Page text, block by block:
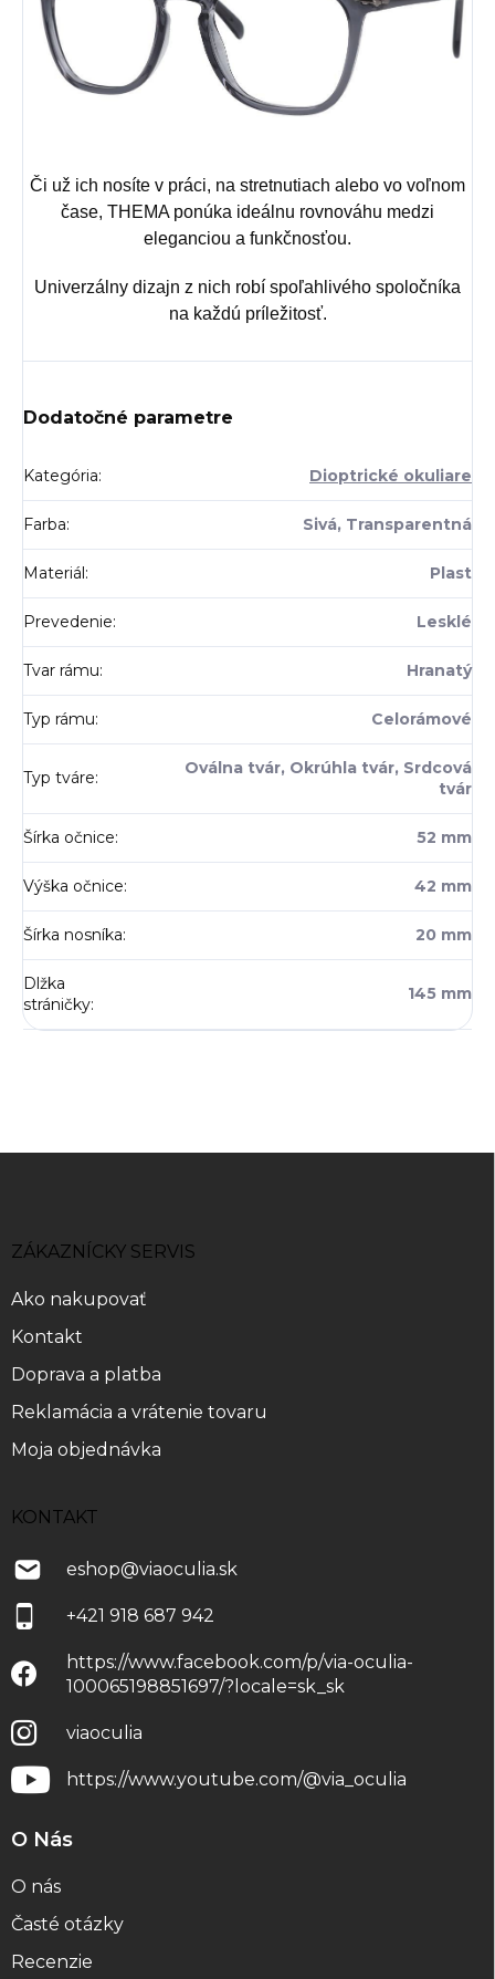
Či už ich nosíte v práci, na stretnutiach alebo vo voľnom
čase, THEMA ponúka ideálnu rovnováhu medzi
eleganciou a funkčnosťou.
Univerzálny dizajn z nich robí spoľahlivého spoločníka
na každú príležitosť.
Dodatočné parametre
Kategória: Dioptrické okuliare
Farba: Sivá, Transparentná
Materiál: Plast
Prevedenie: Lesklé
Tvar rámu: Hranatý
Typ rámu: Celorámové
Typ tváre:
Oválna tvár, Okrúhla tvár, Srdcová
tvár
Šírka očnice: 52 mm
Výška očnice: 42 mm
Šírka nosníka: 20 mm
Dlžka
stráničky:
145 mm
e
ZÁKAZNÍCKY SERVIS
Ako nakupovať
Kontakt
Doprava a platba
Reklamácia a vrátenie tovaru
Moja objednávka
KONTAKT
eshop@viaoculia.sk
+421 918 687 942
https://www.facebook.com/p/via-oculia-
100065198851697/?locale=sk_sk
viaoculia
https://www.youtube.com/@via_oculia
O Nás
O nás
Časté otázky
Recenzie